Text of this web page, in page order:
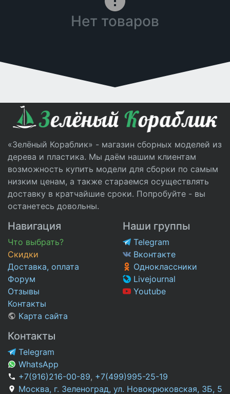
Нет товаров
«Зелёный Кораблик» - магазин сборных моделей из
дерева и пластика. Мы даём нашим клиентам
возможность купить модели для сборки по самым
низким ценам, а также стараемся осуществлять
доставку в кратчайшие сроки. Попробуйте - вы
останетесь довольны.
Навигация
Что выбрать?
Скидки
Доставка, оплата
Форум
Отзывы
Контакты
Карта сайта
Наши группы
Telegram
Вконтакте
Одноклассники
Livejournal
Youtube
Контакты
Telegram
WhatsApp
+7(916)216-00-89, +7(499)995-25-19
Москва, г. Зеленоград, ул. Новокрюковская, 3Б, 5